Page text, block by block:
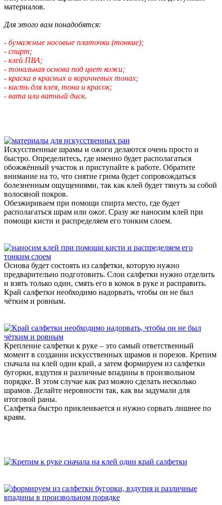
материалов.
Для этого вам понадобятся:
- бумажные носовые платочки (тонкие);
- спирт;
- клей ПВА;
- тональная основа под цвет кожи;
- краска в красных и коричневых тонах;
- кисть для клея, тона и красок;
- вата или ватный диск.
Искусственные шрамы и ожоги делаются очень просто и
быстро. Определитесь, где именно будет располагаться
обожжённый участок и приступайте к работе. Обратите
внимание на то, что снятие грима будет сопровождаться
болезненным ощущениями, так как клей будет тянуть за собой
волосяной покров.
Обезжириваем при помощи спирта место, где будет
располагаться шрам или ожог. Сразу же наносим клей при
помощи кисти и распределяем его тонким слоем.
Основа будет состоять из салфетки, которую нужно
предварительно подготовить. Слои салфетки нужно отделить
и взять только один, смять его в комок в руке и расправить.
Край салфетки необходимо надорвать, чтобы он не был
чётким и ровным.
Крепление салфетки к руке – это самый ответственный
момент в создании искусственных шрамов и порезов. Крепим
сначала на клей один край, а затем формируем из салфетки
бугорки, вздутия и различные впадины в произвольном
порядке. В этом случае как раз можно сделать несколько
шрамов. Делайте неровности так, как вы задумали для
итоговой раны.
Салфетка быстро приклеивается и нужно сорвать лишнее по
краям.